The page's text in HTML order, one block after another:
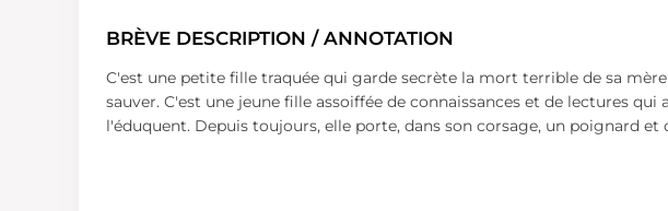
BRÈVE DESCRIPTION / ANNOTATION
C'est une petite fille traquée qui garde secrète la mort terrible de sa
sauver. C'est une jeune fille assoiffée de connaissances et de lectures
l'éduquent. Depuis toujours, elle porte, dans son corsage, un poignard